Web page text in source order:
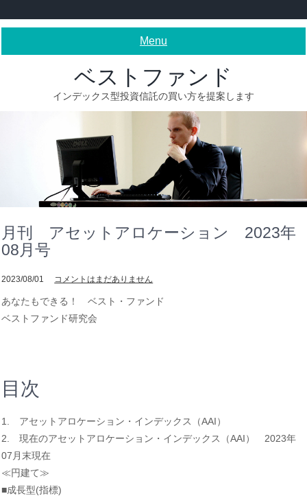
to
Menu
ベストファンド
インデックス型投資信託の買い方を提案します
月刊 アセットアロケーション 2023年
08月号
2023/08/01 コメントはまだありません
あなたもできる！ ベスト・ファンド
ベストファンド研究会
目次
1. アセットアロケーション・インデックス（AAI）
2. 現在のアセットアロケーション・インデックス（AAI） 2023年
07月末現在
≪円建て≫
■成長型(指標)